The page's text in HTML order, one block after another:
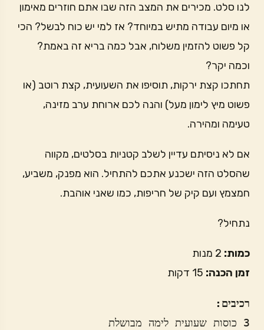
לנו סלט. מכירים את המצב הזה שבו אתם חוזרים מאימון
או מיום עבודה מתיש במיוחד? אז למי יש כוח לבשל? הכי
קל פשוט להזמין משלוח, אבל כמה בריא זה באמת?
וכמה יקר?
תחתכו קצת ירקות, תוסיפו את השעועית, קצת רוטב (או
פשוט מיץ לימון מעל) והנה לכם ארוחת ערב מזינה,
טעימה ומהירה.
אם לא ניסיתם עדיין לשלב קטניות בסלטים, מקווה
שהסלט הזה ישכנע אתכם להתחיל. הוא מפנק, משביע,
חמצמץ ועם קיק של חריפות, כמו שאני אוהבת.
נתחיל?
כמות:
זמן הכנה:
רכיבים: